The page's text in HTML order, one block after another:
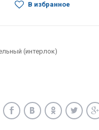
В избранное
(интерлок)